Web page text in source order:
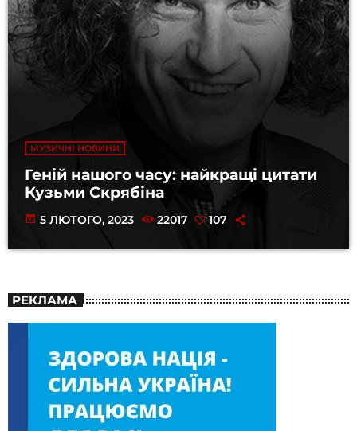
МУЗИЧНІ НОВИНИ
Геній нашого часу: найкращі цитати
Кузьми Скрябіна
today 5 ЛЮТОГО, 2023 22017 107
РЕКЛАМА